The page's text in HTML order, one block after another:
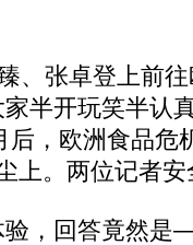
、张卓登上前
半开玩笑半认
后，欧洲食品危
上。两位记者
，回答竟然是